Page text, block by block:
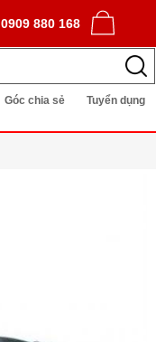
0909 880 168
Góc chia sẻ Tuyển dụng